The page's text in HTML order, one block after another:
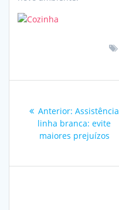
de
Post
Anterior: Post
anterior:
Assistência
linha branca: evite
maiores prejuízos